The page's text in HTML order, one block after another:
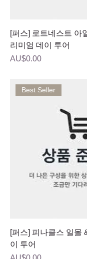
[퍼스] 로트네스트 아
리미엄 데이 투어
가격
AU$0.00
Best Seller
[퍼스] 피나클스 일몰
이 투어
가격